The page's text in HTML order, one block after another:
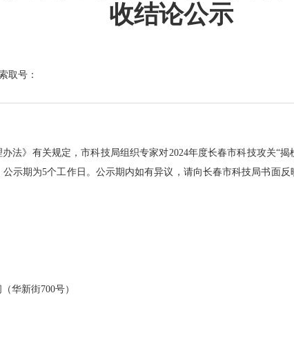
收结论公示
取号：
》有关规定，市科技局组织专家对2024年度长春市科技攻关“揭
示期为5个工作日。公示期内如有异议，请向长春市科技局书面
新街700号）